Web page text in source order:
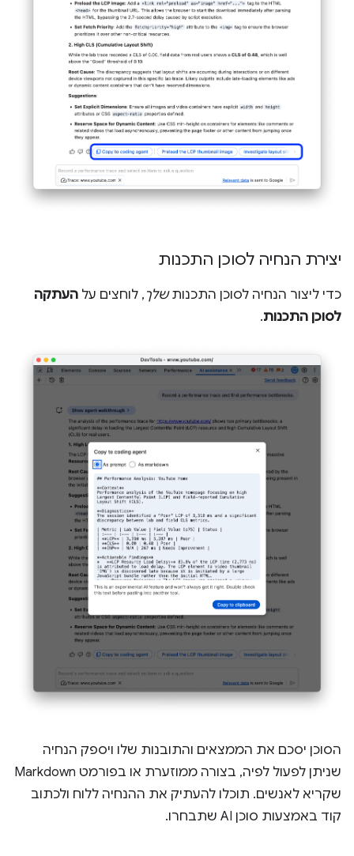
יצירת הנחיה לסוכן התכנות
כדי ליצור הנחיה לסוכן התכנותשלך , לוחצים על העתקה
לסוכן התכנות.
הסוכן יסכם את הממצאים והתובנות שלו ויספק הנחיה
שניתן לפעול לפיה, בצורה ממוזערת או בפורמט Markdown
שקריא לאנשים. תוכלו להעתיק את ההנחיה ללוח ולכתוב
קוד באמצעות סוכן AI שתבחרו.